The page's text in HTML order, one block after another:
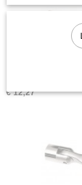
Kraftwerk 2590-
€ 12,27